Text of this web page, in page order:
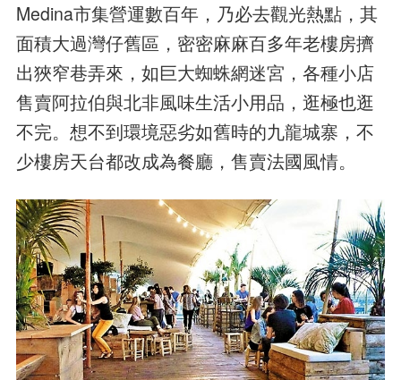
Medina市集營運數百年，乃必去觀光熱點，其
面積大過灣仔舊區，密密麻麻百多年老樓房擠
出狹窄巷弄來，如巨大蜘蛛網迷宮，各種小店
售賣阿拉伯與北非風味生活小用品，逛極也逛
不完。想不到環境惡劣如舊時的九龍城寨，不
少樓房天台都改成為餐廳，售賣法國風情。